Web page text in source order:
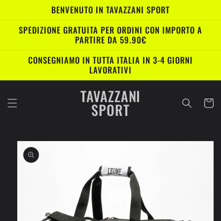
direttamenteBENVENUTO IN TAVAZZANI SPORT
SPEDIZIONE GRATUITA PER ORDINI CON IMPORTO A
PARTIRE DA 59.90€
CONSEGNIAMO IN TUTTA ITALIA IN 3-4 GIORNI
LAVORATIVI
TAVAZZANI
SPORT Carrello
Passa alle
informazioni
sul prodotto